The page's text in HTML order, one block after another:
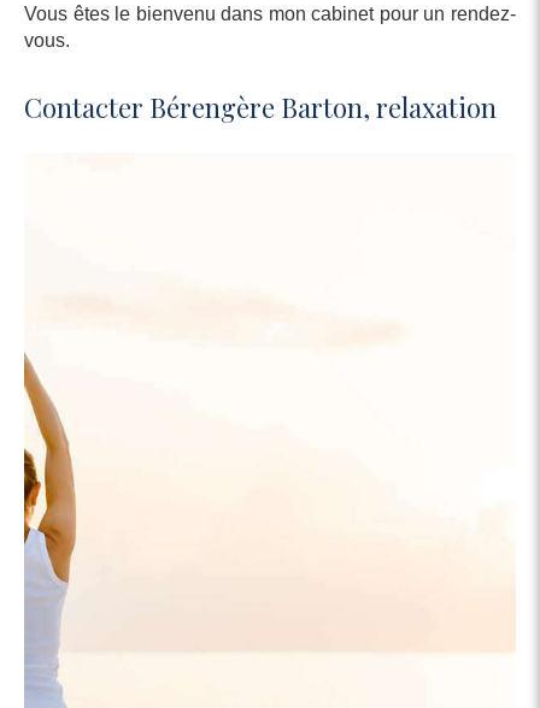
Vous êtes le bienvenu dans mon cabinet pour un rendez-
vous.
Contacter Bérengère Barton, relaxation